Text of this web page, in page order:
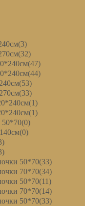
(3)
(32)
(47)
(44)
(53)
(33)
(1)
(1)
50*70(0)
(0)
50*70(33)
70*70(34)
50*70(11)
70*70(14)
50*70(33)